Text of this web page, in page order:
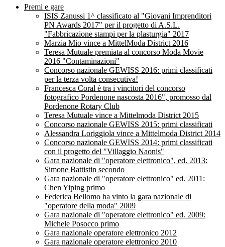
Premi e gare
ISIS Zanussi 1^ classificato al "Giovani Imprenditori
PN Awards 2017" per il progetto di A.S.L.
"Fabbricazione stampi per la plasturgia" 2017
Marzia Mio vince a MittelModa District 2016
Teresa Mutuale premiata al concorso Moda Movie
2016 "Contaminazioni"
Concorso nazionale GEWISS 2016: primi classificati
per la terza volta consecutiva!
Francesca Coral è tra i vincitori del concorso
fotografico Pordenone nascosta 2016", promosso dal
Pordenone Rotary Club
Teresa Mutuale vince a Mittelmoda District 2015
Concorso nazionale GEWISS 2015: primi classificati
Alessandra Loriggiola vince a Mittelmoda District 2014
Concorso nazionale GEWISS 2014: primi classificati
con il progetto del "Villaggio Naonis"
Gara nazionale di "operatore elettronico", ed. 2013:
Simone Battistin secondo
Gara nazionale di "operatore elettronico" ed. 2011:
Chen Yiping primo
Federica Bellomo ha vinto la gara nazionale di
"operatore della moda" 2009
Gara nazionale di "operatore elettronico" ed. 2009:
Michele Posocco primo
Gara nazionale operatore elettronico 2012
Gara nazionale operatore elettronico 2010